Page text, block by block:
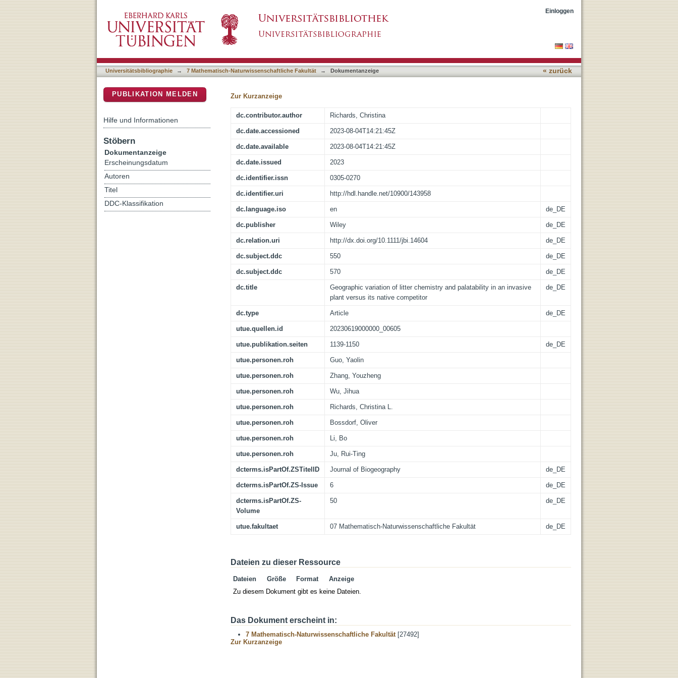
competitor
Einloggen
Universitätsbibliographie → 7 Mathematisch-Naturwissenschaftliche Fakultät → Dokumentanzeige « zurück
Zur Kurzanzeige
dc.contributor.author Richards, Christina
dc.date.accessioned 2023-08-04T14:21:45Z
dc.date.available 2023-08-04T14:21:45Z
dc.date.issued 2023
dc.identifier.issn 0305-0270
dc.identifier.uri http://hdl.handle.net/10900/143958
dc.language.iso en de_DE
dc.publisher Wiley de_DE
dc.relation.uri http://dx.doi.org/10.1111/jbi.14604 de_DE
dc.subject.ddc 550 de_DE
dc.subject.ddc 570 de_DE
dc.title
Geographic variation of litter chemistry and palatability in an invasive
plant versus its native competitor
de_DE
dc.type Article de_DE
utue.quellen.id 20230619000000_00605
utue.publikation.seiten 1139-1150 de_DE
utue.personen.roh Guo, Yaolin
utue.personen.roh Zhang, Youzheng
utue.personen.roh Wu, Jihua
utue.personen.roh Richards, Christina L.
utue.personen.roh Bossdorf, Oliver
utue.personen.roh Li, Bo
utue.personen.roh Ju, Rui-Ting
dcterms.isPartOf.ZSTitelID Journal of Biogeography de_DE
dcterms.isPartOf.ZS-Issue 6 de_DE
dcterms.isPartOf.ZS-
Volume
50 de_DE
utue.fakultaet 07 Mathematisch-Naturwissenschaftliche Fakultät de_DE
Dateien zu dieser Ressource
Dateien Größe Format
Anzeige
Zu diesem Dokument gibt es keine Dateien.
Das Dokument erscheint in:
7 Mathematisch-Naturwissenschaftliche Fakultät[27492]
Zur Kurzanzeige
PUBLIKATION MELDEN
Hilfe und Informationen
Stöbern
Dokumentanzeige
Erscheinungsdatum
Autoren
Titel
DDC-Klassifikation